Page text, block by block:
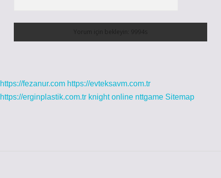
https://fezanur.com https://evteksavm.com.tr
https://erginplastik.com.tr knight online nttgame Sitemap